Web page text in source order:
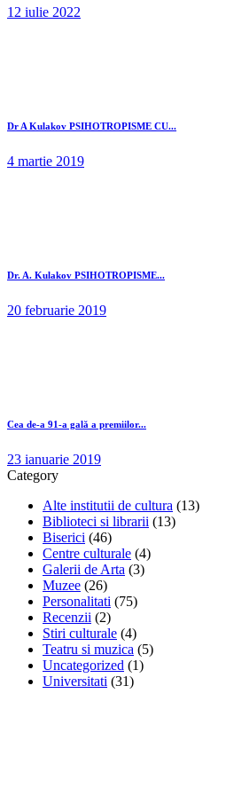
12 iulie 2022
Dr A Kulakov PSIHOTROPISME CU...
4 martie 2019
Dr. A. Kulakov PSIHOTROPISME...
20 februarie 2019
Cea de-a 91-a gală a premiilor...
23 ianuarie 2019
Category
Alte institutii de cultura (13)
Biblioteci si librarii (13)
Biserici (46)
Centre culturale (4)
Galerii de Arta (3)
Muzee (26)
Personalitati (75)
Recenzii (2)
Stiri culturale (4)
Teatru si muzica (5)
Uncategorized (1)
Universitati (31)